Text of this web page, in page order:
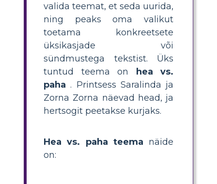
valida teemat, et seda uurida,
ning peaks oma valikut
toetama konkreetsete
üksikasjade või
sündmustega tekstist. Üks
tuntud teema on
hea vs.
paha . Printsess Saralinda ja
Zorna Zorna näevad head, ja
hertsogit peetakse kurjaks.
Hea vs. paha teema näide
on: